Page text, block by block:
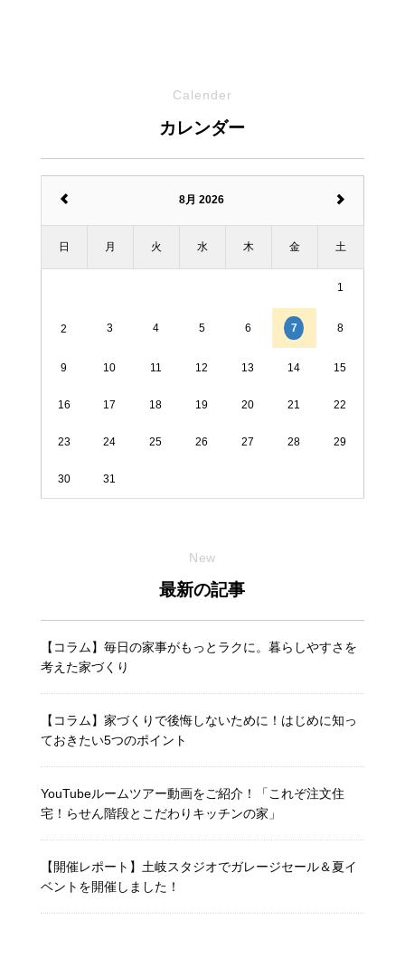
Calender
カレンダー
8月 2026
日 月 火 水 木 金 土
1
2 3 4 5 6 7 8
9 10 11 12 13 14 15
16 17 18 19 20 21 22
23 24 25 26 27 28 29
30 31
New
最新の記事
【コラム】毎日の家事がもっとラクに。暮らしやすさを
考えた家づくり
【コラム】家づくりで後悔しないために！はじめに知っ
ておきたい5つのポイント
YouTubeルームツアー動画をご紹介！「これぞ注文住
宅！らせん階段とこだわりキッチンの家」
【開催レポート】土岐スタジオでガレージセール＆夏イ
ベントを開催しました！